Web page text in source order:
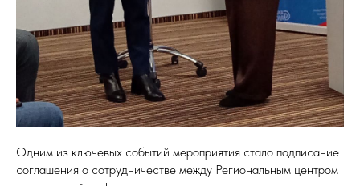
Одним из ключевых событий мероприятия стало подписание
соглашения о сотрудничестве между Региональным центром